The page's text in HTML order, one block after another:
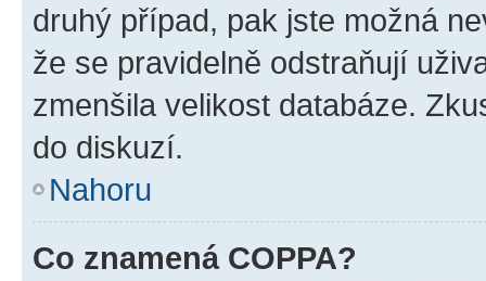
druhý případ, pak jste možná
že se pravidelně odstraňují
zmenšila velikost databáze.
do diskuzí.
Nahoru
Co znamená COPPA?